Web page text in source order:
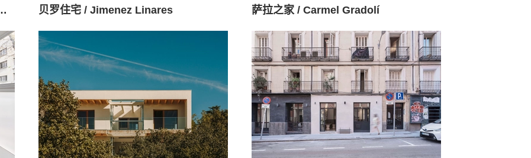
Pages 建筑事务所 贝罗住宅 / Jimenez Linares 萨拉之家 / Carmel Gradolí